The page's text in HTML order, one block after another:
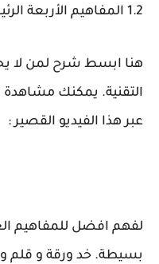
1.2 المفاهيم الأربعة الرئيسية
هنا ابسط شرح لمن لا
عبر هذا الفيديو القصير :
لفهم افضل للمفاهيم
بسيطة. خد ورقة و قلم